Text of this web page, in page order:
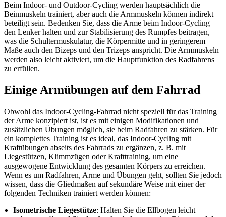
Beim Indoor- und Outdoor-Cycling werden hauptsächlich die
Beinmuskeln trainiert, aber auch die Armmuskeln können indirekt
beteiligt sein. Bedenken Sie, dass die Arme beim Indoor-Cycling
den Lenker halten und zur Stabilisierung des Rumpfes beitragen,
was die Schultermuskulatur, die Körpermitte und in geringerem
Maße auch den Bizeps und den Trizeps anspricht. Die Armmuskeln
werden also leicht aktiviert, um die Hauptfunktion des Radfahrens
zu erfüllen.
Einige Armübungen auf dem Fahrrad
Obwohl das Indoor-Cycling-Fahrrad nicht speziell für das Training
der Arme konzipiert ist, ist es mit einigen Modifikationen und
zusätzlichen Übungen möglich, sie beim Radfahren zu stärken. Für
ein komplettes Training ist es ideal, das Indoor-Cycling mit
Kraftübungen abseits des Fahrrads zu ergänzen, z. B. mit
Liegestützen, Klimmzügen oder Krafttraining, um eine
ausgewogene Entwicklung des gesamten Körpers zu erreichen.
Wenn es um Radfahren, Arme und Übungen geht, sollten Sie jedoch
wissen, dass die Gliedmaßen auf sekundäre Weise mit einer der
folgenden Techniken trainiert werden können:
Isometrische Liegestütze: Halten Sie die Ellbogen leicht